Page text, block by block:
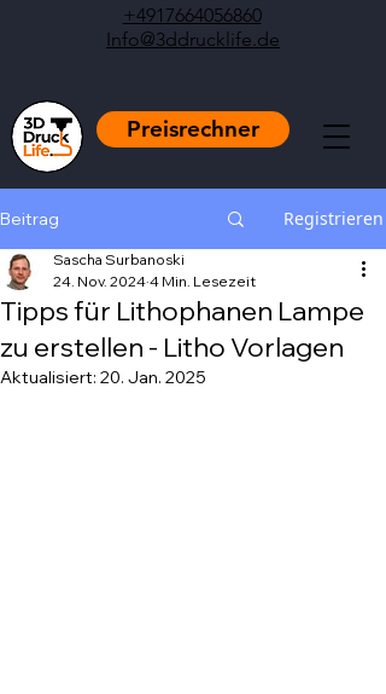
+4917664056860
Info@3ddrucklife.de
Preisrechner
Beitrag Registrieren
Tipps für Lithophanen Lampe
zu erstellen - Litho Vorlagen
Sascha Surbanoski
24. Nov. 2024 4 Min. Lesezeit
Aktualisiert: 20. Jan. 2025